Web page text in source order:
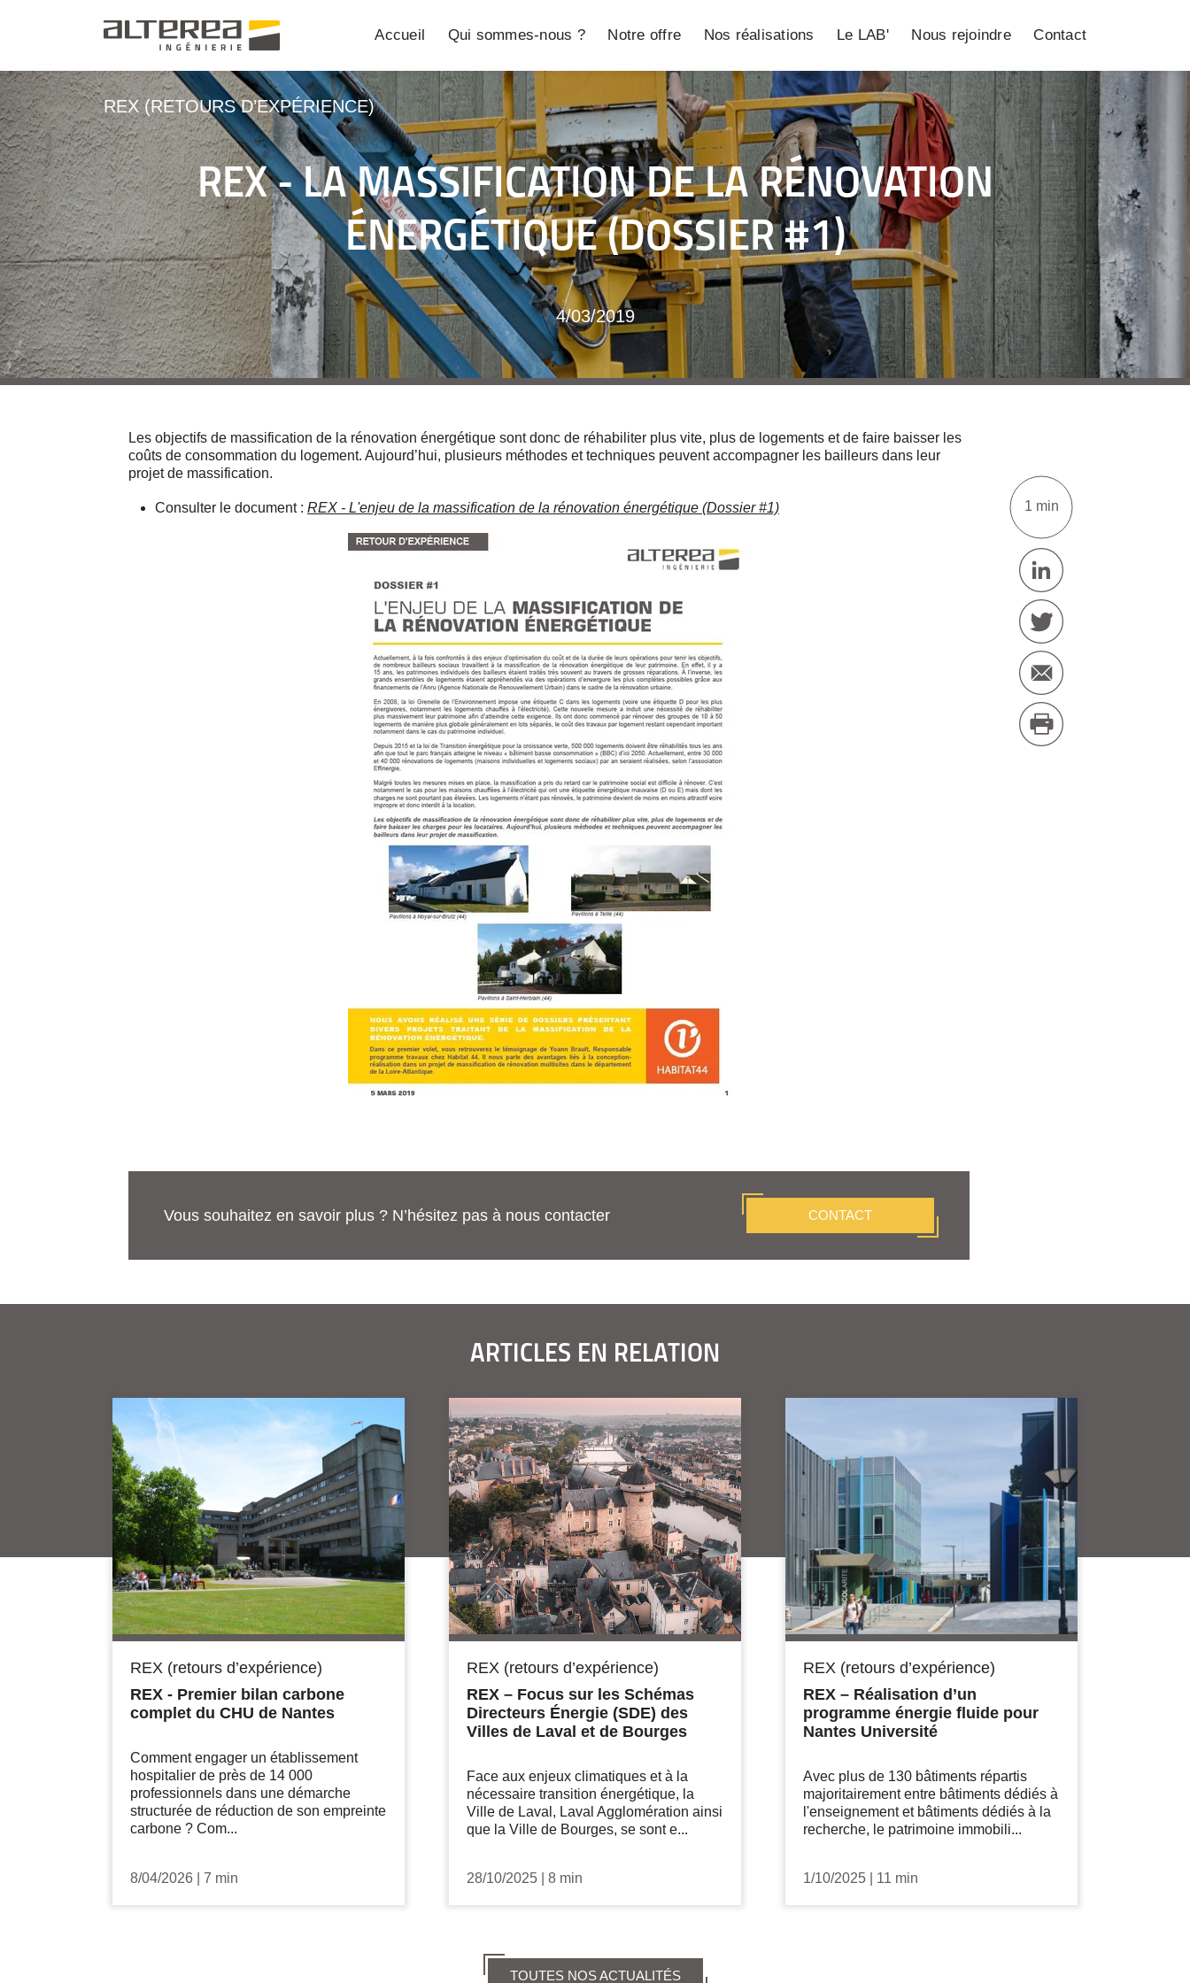
Accueil Qui sommes-nous ? Notre offre Nos réalisations Le LAB' Nous rejoindre Contact
REX (RETOURS D’EXPÉRIENCE)
REX - LA MASSIFICATION DE LA RÉNOVATION
ÉNERGÉTIQUE (DOSSIER #1)
4/03/2019
1 min
Les objectifs de massification de la rénovation énergétique sont donc de réhabiliter plus vite, plus de logements et de faire baisser les
coûts de consommation du logement. Aujourd’hui, plusieurs méthodes et techniques peuvent accompagner les bailleurs dans leur
projet de massification.
Consulter le document : REX - L'enjeu de la massification de la rénovation énergétique (Dossier #1)
Vous souhaitez en savoir plus ? N’hésitez pas à nous contacter CONTACT
ARTICLES EN RELATION
REX (retours d’expérience)
REX - Premier bilan carbone
complet du CHU de Nantes
Comment engager un établissement
hospitalier de près de 14 000
professionnels dans une démarche
structurée de réduction de son empreinte
carbone ? Com...
8/04/2026 7 min
REX (retours d’expérience)
REX – Focus sur les Schémas
Directeurs Énergie (SDE) des
Villes de Laval et de Bourges
Face aux enjeux climatiques et à la
nécessaire transition énergétique, la
Ville de Laval, Laval Agglomération ainsi
que la Ville de Bourges, se sont e...
28/10/2025 8 min
REX (retours d’expérience)
REX – Réalisation d’un
programme énergie fluide pour
Nantes Université
Avec plus de 130 bâtiments répartis
majoritairement entre bâtiments dédiés à
l'enseignement et bâtiments dédiés à la
recherche, le patrimoine immobili...
1/10/2025 11 min
TOUTES NOS ACTUALITÉS